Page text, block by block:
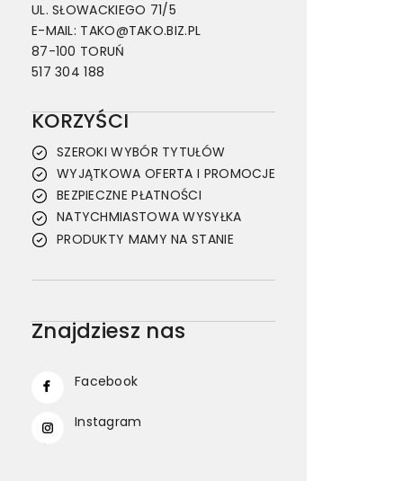
UL. SŁOWACKIEGO 71/5
E-MAIL: TAKO@TAKO.BIZ.PL
87-100 TORUŃ
517 304 188
KORZYŚCI
SZEROKI WYBÓR TYTUŁÓW
WYJĄTKOWA OFERTA I PROMOCJE
BEZPIECZNE PŁATNOŚCI
NATYCHMIASTOWA WYSYŁKA
PRODUKTY MAMY NA STANIE
Znajdziesz nas
Facebook
Instagram